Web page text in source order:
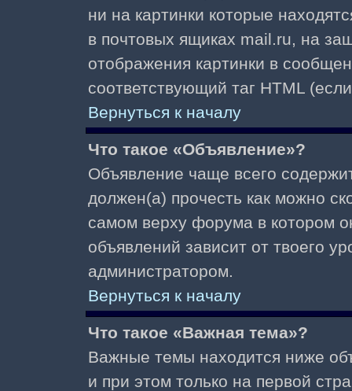
ни на картинки которые
в почтовых ящиках mail.ru, на
отображения картинки в
соответствующий таг HTML
Вернуться к началу
Что такое «Объявление»?
Объявление чаще всего
должен(а) прочесть как можно
самом верху форума в котором
объявлений зависит от твоего
администратором.
Вернуться к началу
Что такое «Важная тема»?
Важные темы находится ниже
и при этом только на первой